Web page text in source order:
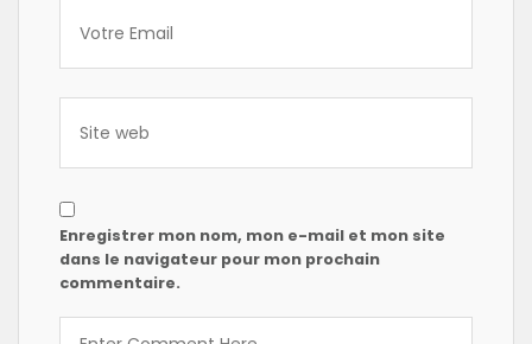
Enregistrer mon nom, mon e-mail et mon site
dans le navigateur pour mon prochain
commentaire.